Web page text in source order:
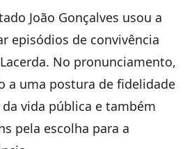
João Gonçalves usou a
episódios de convivência
No pronunciamento,
a uma postura de fidelidade
vida pública e também
pela escolha para a